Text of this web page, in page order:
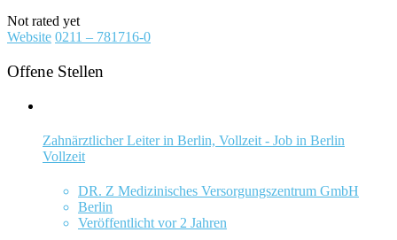
Not rated yet
Website 0211 – 781716-0
Offene Stellen
Zahnärztlicher Leiter in Berlin, Vollzeit - Job in Berlin
Vollzeit
DR. Z Medizinisches Versorgungszentrum GmbH
Berlin
Veröffentlicht vor 2 Jahren